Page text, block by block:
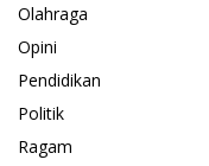
Olahraga
Opini
Pendidikan
Politik
Ragam